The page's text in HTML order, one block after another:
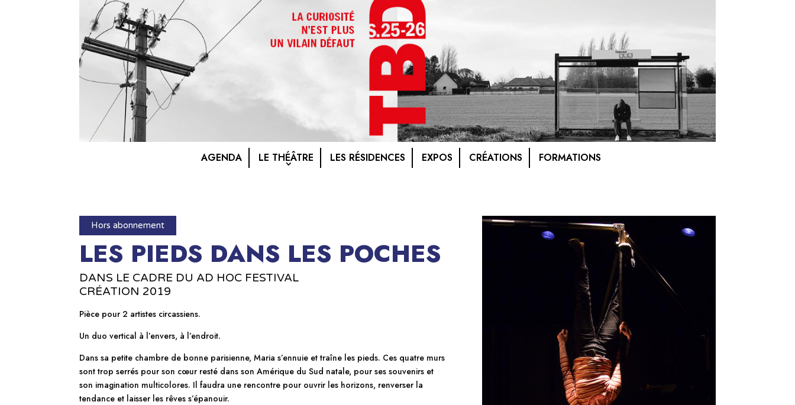
AGENDA LE THÉÂTRE LES RÉSIDENCES EXPOS CRÉATIONS FORMATIONS
Hors abonnement
LES PIEDS DANS LES POCHES
DANS LE CADRE DU AD HOC FESTIVAL
CRÉATION 2019
Pièce pour 2 artistes circassiens.
Un duo vertical à l’envers, à l’endroit.
Dans sa petite chambre de bonne parisienne, Maria s’ennuie et traîne les pieds. Ces quatre murs
sont trop serrés pour son cœur resté dans son Amérique du Sud natale, pour ses souvenirs et
son imagination multicolores. Il faudra une rencontre pour ouvrir les horizons, renverser la
tendance et laisser les rêves s’épanouir.